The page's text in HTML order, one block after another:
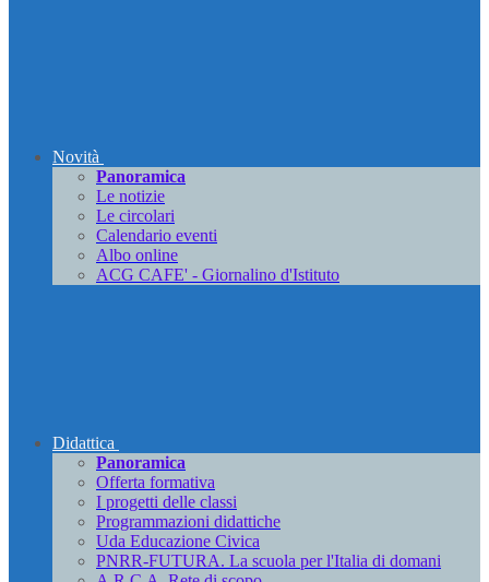
Novità
Panoramica
Le notizie
Le circolari
Calendario eventi
Albo online
ACG CAFE' - Giornalino d'Istituto
Didattica
Panoramica
Offerta formativa
I progetti delle classi
Programmazioni didattiche
Uda Educazione Civica
PNRR-FUTURA. La scuola per l'Italia di domani